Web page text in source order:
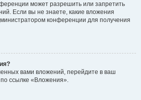
может разрешить или запретить
Если вы не знаете, какие вложения
конференции для получения
вами вложений, перейдите в ваш
ссылке «Вложения».